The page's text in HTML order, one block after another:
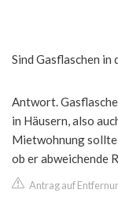
Sind Gasflaschen
Antwort.
in Häusern, also
Mietwohnung
ob er abweichende
Antrag auf